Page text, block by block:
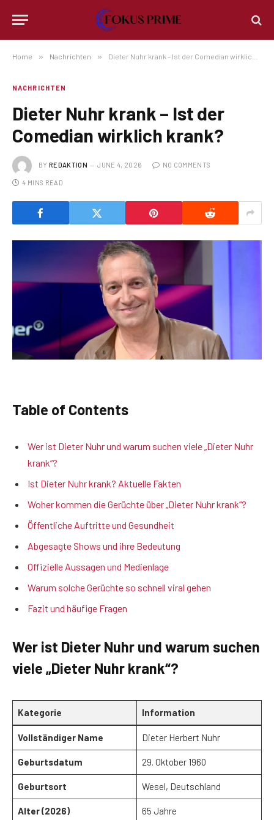
Home » Nachrichten » Dieter Nuhr krank – Ist der Comedian wirklich krank?
NACHRICHTEN
Dieter Nuhr krank – Ist der
Comedian wirklich krank?
BY REDAKTION JUNE 4, 2026 NO COMMENTS
4 MINS READ
Table of Contents
Wer ist Dieter Nuhr und warum suchen viele „Dieter Nuhr
krank“?
Ist Dieter Nuhr krank? Aktuelle Fakten
Woher kommen die Gerüchte über „Dieter Nuhr krank“?
Öffentliche Auftritte und Gesundheit
Abgesagte Shows und ihre Bedeutung
Offizielle Aussagen und Medienlage
Warum solche Gerüchte so schnell viral gehen
Fazit und häufige Fragen
Wer ist Dieter Nuhr und warum suchen
viele „Dieter Nuhr krank“?
Kategorie Information
Vollständiger Name Dieter Herbert Nuhr
Geburtsdatum 29. Oktober 1960
Geburtsort Wesel, Deutschland
Alter (2026) 65 Jahre